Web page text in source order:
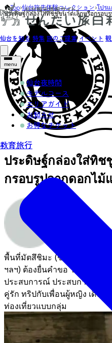
仙台を知る 特集 旅のご提案 イベント
menu
仙台夜時間
モデルコース
エリアガイド
お知らせ
お得なチケット
教育旅行
Top›仙台旅先体験コレクション›โปร
ประดิษฐ์กล่องใส่ทิชชู่ขนาดเล็กหรือกรอบ
ประดิษฐ์กล่องใส่ทิช
กรอบรูปจากดอกไม้
พื้นที่มัตสึชิมะ (ชิโอะงะมะ มัต
ฯลฯ) ต้องยื่นคำขอวัฒนธรรมดั้
ประสบการณ์ประสบการณ์ 1 ชั่
คู่รัก ทริปกับเพื่อนผู้หญิง เดินทา
ท่องเที่ยวแบบกลุ่ม